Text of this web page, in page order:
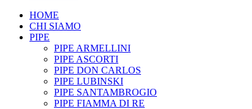
HOME
CHI SIAMO
PIPE
PIPE ARMELLINI
PIPE ASCORTI
PIPE DON CARLOS
PIPE LUBINSKI
PIPE SANTAMBROGIO
PIPE FIAMMA DI RE